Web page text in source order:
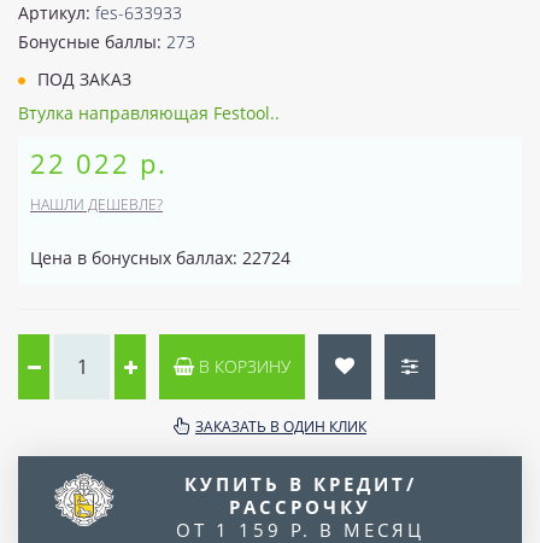
Артикул: fes-633933
Бонусные баллы: 273
ПОД ЗАКАЗ
Втулка направляющая Festool..
22 022 р.
НАШЛИ ДЕШЕВЛЕ?
Цена в бонусных баллах: 22724
В КОРЗИНУ
ЗАКАЗАТЬ В ОДИН КЛИК
КУПИТЬ В КРЕДИТ/
РАССРОЧКУ
ОТ 1 159 Р. В МЕСЯЦ